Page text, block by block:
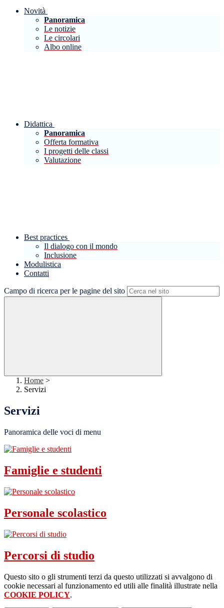
Novità
Panoramica
Le notizie
Le circolari
Albo online
Didattica
Panoramica
Offerta formativa
I progetti delle classi
Valutazione
Best practices
Il dialogo con il mondo
Inclusione
Modulistica
Contatti
Campo di ricerca per le pagine del sito
Home >
Servizi
Servizi
Panoramica delle voci di menu
Famiglie e studenti
Personale scolastico
Percorsi di studio
Questo sito o gli strumenti terzi da questo utilizzati si avvalgono di
cookie necessari al funzionamento ed utili alle finalità illustrate nella
COOKIE POLICY.